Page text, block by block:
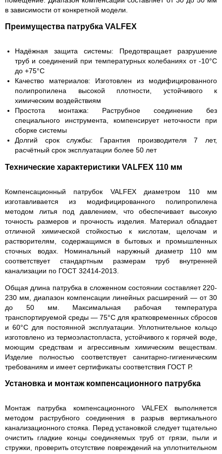
в зависимости от конкретной модели.
Преимущества патрубка VALFEX
Надёжная защита системы: Предотвращает разрушение
труб и соединений при температурных колебаниях от -10°C
до +75°C
Качество материалов: Изготовлен из модифицированного
полипропилена высокой плотности, устойчивого к
химическим воздействиям
Простота монтажа: Раструбное соединение без
специального инструмента, компенсирует неточности при
сборке системы
Долгий срок службы: Гарантия производителя 7 лет,
расчётный срок эксплуатации более 50 лет
Технические характеристики VALFEX 110 мм
Компенсационный патрубок VALFEX диаметром 110 мм
изготавливается из модифицированного полипропилена
методом литья под давлением, что обеспечивает высокую
точность размеров и прочность изделия. Материал обладает
отличной химической стойкостью к кислотам, щелочам и
растворителям, содержащимся в бытовых и промышленных
сточных водах. Номинальный наружный диаметр 110 мм
соответствует стандартным размерам труб внутренней
канализации по ГОСТ 32414-2013.
Общая длина патрубка в сложенном состоянии составляет 220-
230 мм, диапазон компенсации линейных расширений — от 30
до 50 мм. Максимальная рабочая температура
транспортируемой среды — 75°C для кратковременных сбросов
и 60°C для постоянной эксплуатации. Уплотнительное кольцо
изготовлено из термоэластопласта, устойчивого к горячей воде,
моющим средствам и агрессивным химическим веществам.
Изделие полностью соответствует санитарно-гигиеническим
требованиям и имеет сертификаты соответствия ГОСТ Р.
Установка и монтаж компенсационного патрубка
Монтаж патрубка компенсационного VALFEX выполняется
методом раструбного соединения в разрыв вертикального
канализационного стояка. Перед установкой следует тщательно
очистить гладкие концы соединяемых труб от грязи, пыли и
стружки, проверить отсутствие повреждений на уплотнительном